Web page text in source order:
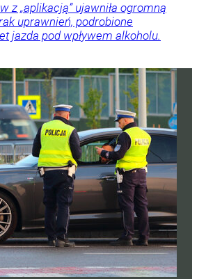
z „aplikacją” ujawniła ogromną
uprawnień, podrobione
jazda pod wpływem alkoholu.